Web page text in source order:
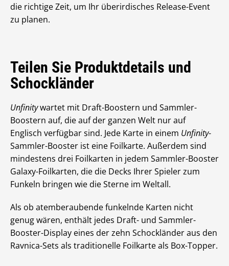
die richtige Zeit, um Ihr überirdisches Release-Event
zu planen.
Teilen Sie Produktdetails und
Schockländer
Unfinitywartet mit Draft-Boostern und Sammler-
Boostern auf, die auf der ganzen Welt nur auf
Englisch verfügbar sind. Jede Karte in einem Unfinity-
Sammler-Booster ist eine Foilkarte. Außerdem sind
mindestens drei Foilkarten in jedem Sammler-Booster
Galaxy-Foilkarten, die die Decks Ihrer Spieler zum
Funkeln bringen wie die Sterne im Weltall.
Als ob atemberaubende funkelnde Karten nicht
genug wären, enthält jedes Draft- und Sammler-
Booster-Display eines der zehn Schockländer aus den
Ravnica-Sets als traditionelle Foilkarte als Box-Topper.